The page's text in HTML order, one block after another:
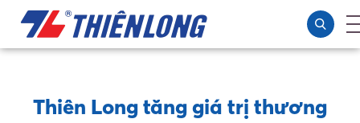
Thiên Long tăng giá trị thương